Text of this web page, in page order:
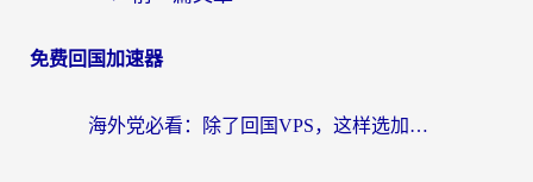
免费回国加速器
海外党必看：除了回国VPS，这样选加速器也能无缝刷国内资源？